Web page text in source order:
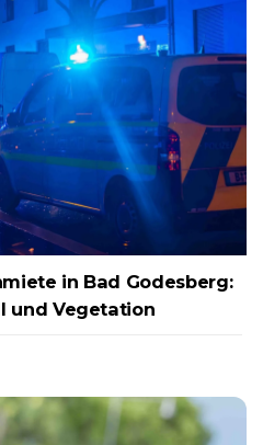
in Bad Godesberg:
und Vegetation